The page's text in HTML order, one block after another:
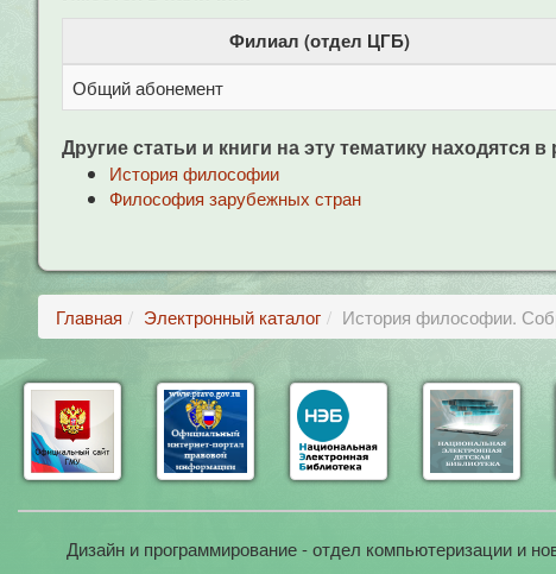
Филиал (отдел ЦГБ)
Общий абонемент
Другие статьи и книги на эту тематику находятся в
История философии
Философия зарубежных стран
Главная Электронный каталог История философии.
Дизайн и программирование - отдел компьютеризации и